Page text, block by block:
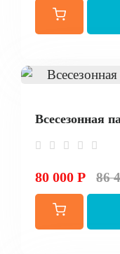
Всесезонная
80 000 Р 86